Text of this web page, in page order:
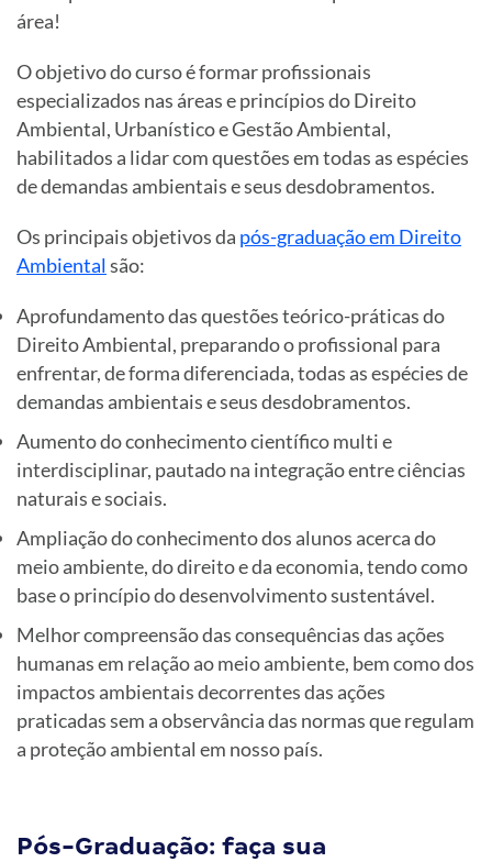
área!
O objetivo do curso é formar profissionais
especializados nas áreas e princípios do Direito
Ambiental, Urbanístico e Gestão Ambiental,
habilitados a lidar com questões em todas as espécies
de demandas ambientais e seus desdobramentos.
Os principais objetivos da pós-graduação em Direito
Ambientalsão:
Aprofundamento das questões teórico-práticas do
Direito Ambiental, preparando o profissional para
enfrentar, de forma diferenciada, todas as espécies de
demandas ambientais e seus desdobramentos.
Aumento do conhecimento científico multi e
interdisciplinar, pautado na integração entre ciências
naturais e sociais.
Ampliação do conhecimento dos alunos acerca do
meio ambiente, do direito e da economia, tendo como
base o princípio do desenvolvimento sustentável.
Melhor compreensão das consequências das ações
humanas em relação ao meio ambiente, bem como dos
impactos ambientais decorrentes das ações
praticadas sem a observância das normas que regulam
a proteção ambiental em nosso país.
Pós-Graduação: faça sua